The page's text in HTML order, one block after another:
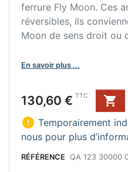
ferrure Fly Moon. Ces
réversibles, ils
Moon de sens droit ou
En savoir plus ...
Prix
130,60 € TTC

 Temporairement
nous pour plus
RÉFÉRENCE QA 123 30000